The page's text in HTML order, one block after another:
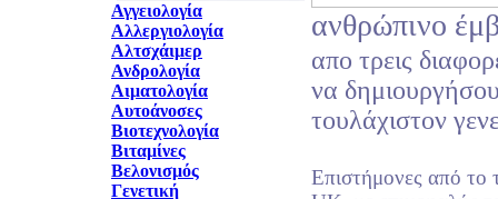
Αγγειολογία
Αλλεργιολογία
Αλτσχάιμερ
Ανδρολογία
Αιματολογία
Αυτοάνοσες
Βιοτεχνολογία
Βιταμίνες
Βελονισμός
Γενετική
ανθρώπινο
απο τρεις
να
τουλάχιστον
Επιστήμονες από το